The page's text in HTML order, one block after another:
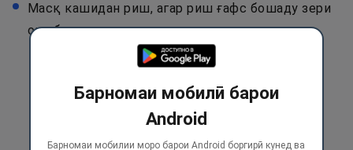
Масқ кашидан риш, агар риш ғафс бошаду зери
он об надарояд.
Барномаи мобилӣ барои
Android
Барномаи мобилии моро барои Android боргирӣ кунед ва